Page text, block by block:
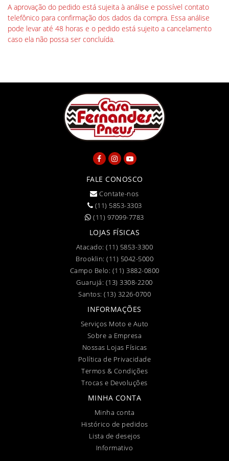
A aprovação do pedido está sujeita à análise e possível contato
telefônico para confirmação dos dados da compra. Essa análise
pode levar até 48 horas e o pedido está sujeito a cancelamento
caso ela não possa ser concluída.
FALE CONOSCO
Contate-nos
(11) 5853-3303
(11) 97099-7783
LOJAS FÍSICAS
Atacado:(11) 5853-3300
Brooklin: (11) 5042-5000
Campo Belo: (11) 3882-0800
Guarujá: (13) 3308-2200
Santos: (13) 3226-0700
INFORMAÇÕES
Serviços Moto e Auto
Sobre a Empresa
Nossas Lojas Físicas
Política de Privacidade
Termos & Condições
Trocas e Devoluções
MINHA CONTA
Minha conta
Histórico de pedidos
Lista de desejos
Informativo